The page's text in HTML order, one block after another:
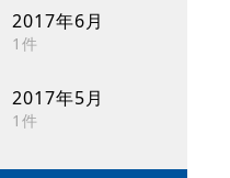
2017年6月
1件
2017年5月
1件